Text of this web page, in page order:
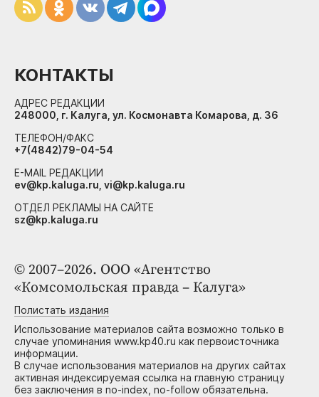
© 2007–2026. ООО «Агентство
«Комсомольская правда – Калуга»
Полистать издания
Использование материалов сайта возможно только в
случае упоминания www.kp40.ru как первоисточника
информации.
В случае использования материалов на других сайтах
активная индексируемая ссылка на главную страницу
без заключения в no-index, no-follow обязательна.
КОНТАКТЫ
АДРЕС РЕДАКЦИИ
248000, г. Калуга, ул. Космонавта Комарова, д. 36
ТЕЛЕФОН/ФАКС
+7(4842)79-04-54
E-MAIL РЕДАКЦИИ
ev@kp.kaluga.ru, vi@kp.kaluga.ru
ОТДЕЛ РЕКЛАМЫ НА САЙТЕ
sz@kp.kaluga.ru